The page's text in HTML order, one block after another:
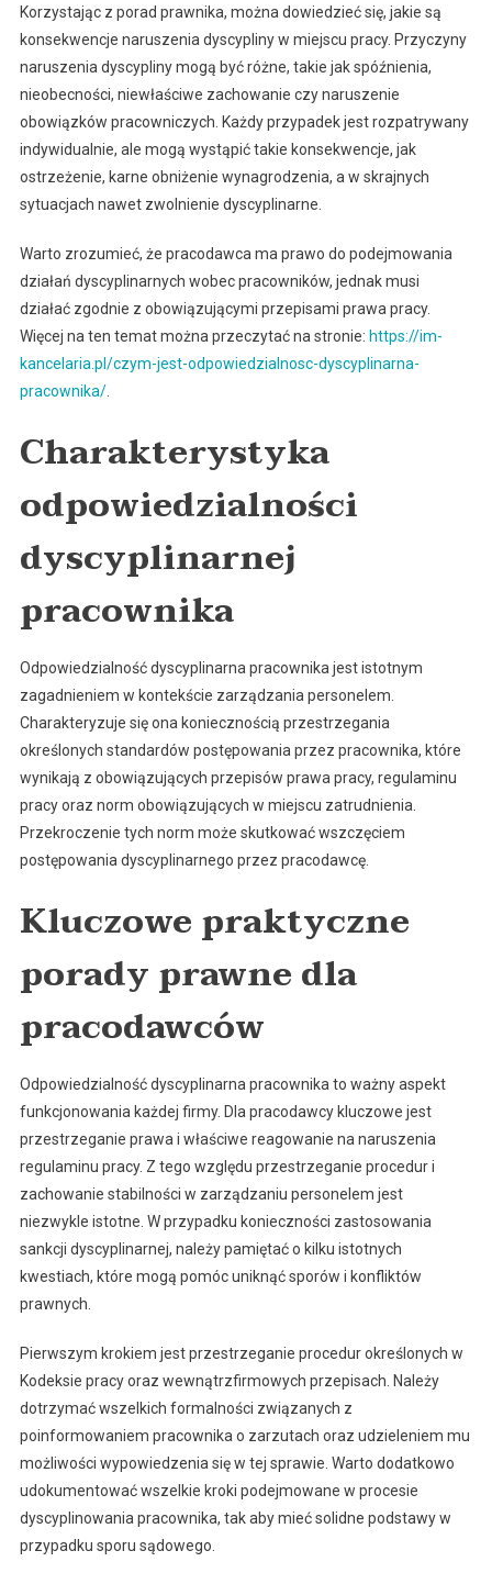
Korzystając z porad prawnika, można dowiedzieć się, jakie są
konsekwencje naruszenia dyscypliny w miejscu pracy. Przyczyny
naruszenia dyscypliny mogą być różne, takie jak spóźnienia,
nieobecności, niewłaściwe zachowanie czy naruszenie
obowiązków pracowniczych. Każdy przypadek jest rozpatrywany
indywidualnie, ale mogą wystąpić takie konsekwencje, jak
ostrzeżenie, karne obniżenie wynagrodzenia, a w skrajnych
sytuacjach nawet zwolnienie dyscyplinarne.
Warto zrozumieć, że pracodawca ma prawo do podejmowania
działań dyscyplinarnych wobec pracowników, jednak musi
działać zgodnie z obowiązującymi przepisami prawa pracy.
Więcej na ten temat można przeczytać na stronie: https://im-
kancelaria.pl/czym-jest-odpowiedzialnosc-dyscyplinarna-
pracownika/.
Charakterystyka
odpowiedzialności
dyscyplinarnej
pracownika
Odpowiedzialność dyscyplinarna pracownika jest istotnym
zagadnieniem w kontekście zarządzania personelem.
Charakteryzuje się ona koniecznością przestrzegania
określonych standardów postępowania przez pracownika, które
wynikają z obowiązujących przepisów prawa pracy, regulaminu
pracy oraz norm obowiązujących w miejscu zatrudnienia.
Przekroczenie tych norm może skutkować wszczęciem
postępowania dyscyplinarnego przez pracodawcę.
Kluczowe praktyczne
porady prawne dla
pracodawców
Odpowiedzialność dyscyplinarna pracownika to ważny aspekt
funkcjonowania każdej firmy. Dla pracodawcy kluczowe jest
przestrzeganie prawa i właściwe reagowanie na naruszenia
regulaminu pracy. Z tego względu przestrzeganie procedur i
zachowanie stabilności w zarządzaniu personelem jest
niezwykle istotne. W przypadku konieczności zastosowania
sankcji dyscyplinarnej, należy pamiętać o kilku istotnych
kwestiach, które mogą pomóc uniknąć sporów i konfliktów
prawnych.
Pierwszym krokiem jest przestrzeganie procedur określonych w
Kodeksie pracy oraz wewnątrzfirmowych przepisach. Należy
dotrzymać wszelkich formalności związanych z
poinformowaniem pracownika o zarzutach oraz udzieleniem mu
możliwości wypowiedzenia się w tej sprawie. Warto dodatkowo
udokumentować wszelkie kroki podejmowane w procesie
dyscyplinowania pracownika, tak aby mieć solidne podstawy w
przypadku sporu sądowego.